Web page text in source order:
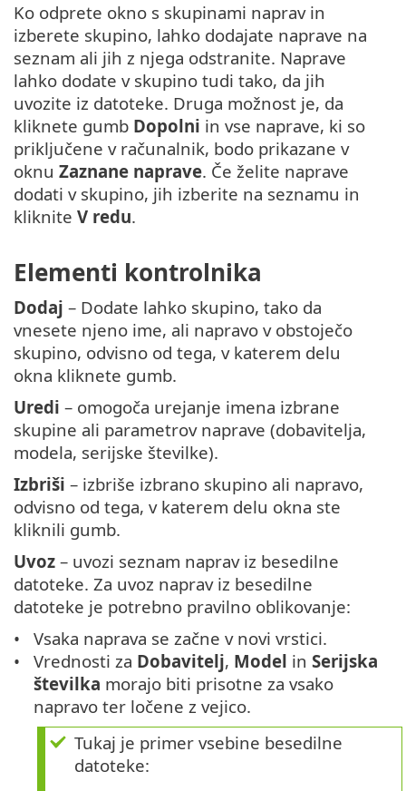
Ko odprete okno s skupinami naprav in
izberete skupino, lahko dodajate naprave na
seznam ali jih z njega odstranite. Naprave
lahko dodate v skupino tudi tako, da jih
uvozite iz datoteke. Druga možnost je, da
kliknete gumb Dopolni in vse naprave, ki so
priključene v računalnik, bodo prikazane v
oknu Zaznane naprave. Če želite naprave
dodati v skupino, jih izberite na seznamu in
kliknite V redu.
Elementi kontrolnika
Dodaj – Dodate lahko skupino, tako da
vnesete njeno ime, ali napravo v obstoječo
skupino, odvisno od tega, v katerem delu
okna kliknete gumb.
Uredi – omogoča urejanje imena izbrane
skupine ali parametrov naprave (dobavitelja,
modela, serijske številke).
Izbriši – izbriše izbrano skupino ali napravo,
odvisno od tega, v katerem delu okna ste
kliknili gumb.
Uvoz – uvozi seznam naprav iz besedilne
datoteke. Za uvoz naprav iz besedilne
datoteke je potrebno pravilno oblikovanje:
Vsaka naprava se začne v novi vrstici.
Vrednosti za Dobavitelj, Model inSerijska
številka morajo biti prisotne za vsako
napravo ter ločene z vejico.
Tukaj je primer vsebine besedilne
datoteke: